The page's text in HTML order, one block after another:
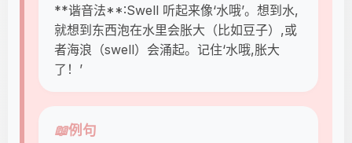
**谐音法**:Swell 听起来像‘水哦’。想到水,
就想到东西泡在水里会胀大（比如豆子）,或
者海浪（swell）会涌起。记住‘水哦,胀大
了！’
📖例句